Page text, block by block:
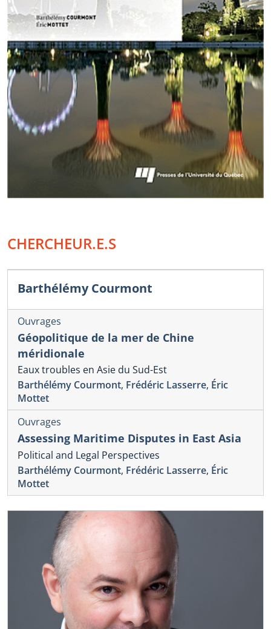
CHERCHEUR.E.S
Barthélémy Courmont
Ouvrages
Géopolitique de la mer de Chine
méridionale
Eaux troubles en Asie du Sud-Est
Barthélémy Courmont, Frédéric Lasserre, Éric
Mottet
Ouvrages
Assessing Maritime Disputes in East Asia
Political and Legal Perspectives
Barthélémy Courmont, Frédéric Lasserre, Éric
Mottet